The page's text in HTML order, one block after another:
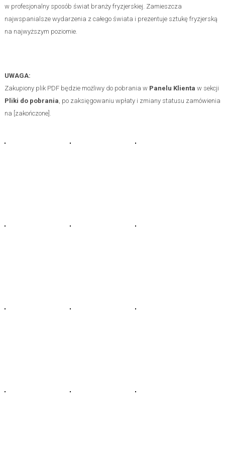
w profesjonalny sposób świat branży fryzjerskiej. Zamieszcza
najwspanialsze wydarzenia z całego świata i prezentuje sztukę fryzjerską
na najwyższym poziomie.
UWAGA:
Zakupiony plik PDF będzie możliwy do pobrania w Panelu Klienta w sekcji
Pliki do pobrania, po zaksięgowaniu wpłaty i zmiany statusu zamówienia
na [zakończone].